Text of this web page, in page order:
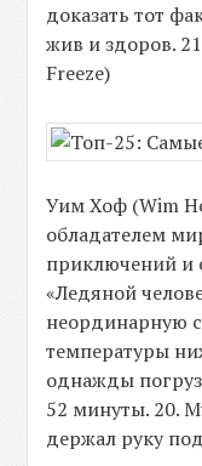
доказать тот
жив и здоров.
Freeze)
Уим Хоф (Wim
обладателем
приключений и
«Ледяной
неординарную
температуры
однажды
52 минуты. 20.
держал руку